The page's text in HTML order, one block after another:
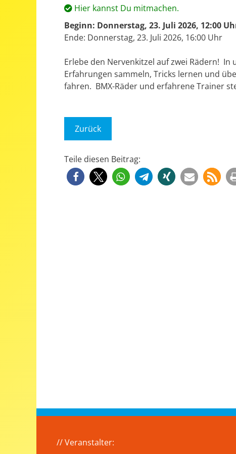
Hier kannst Du mitmachen.
Beginn: Donnerstag, 23. Juli 2026, 12:00
Ende: Donnerstag, 23. Juli 2026, 16:00 Uhr
Erlebe den Nervenkitzel auf zwei Rädern!
Erfahrungen sammeln, Tricks lernen und
fahren. BMX-Räder und erfahrene Trainer
Zurück
Teile diesen Beitrag:
// Veranstalter: